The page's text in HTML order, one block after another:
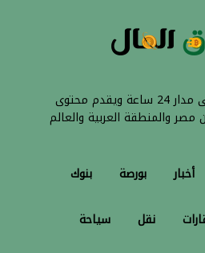
موقع إخباري يبث على مدار 24 ساعة ويقدم محتوى
والمنطقة العربية والعالم
أخبار بورصة بنوك
نقل سياحة